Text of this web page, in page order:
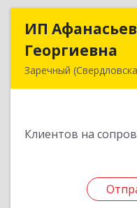
ИП
Георгиевна
Заречный
Клиентов на
ИП